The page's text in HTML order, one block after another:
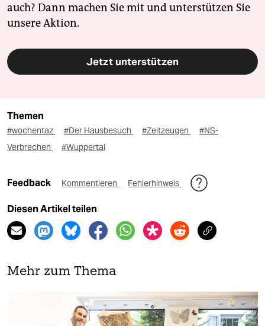
auch? Dann machen Sie mit und unterstützen Sie
unsere Aktion.
Jetzt unterstützen
Themen
#wochentaz #Der Hausbesuch #Zeitzeugen
#NS-
Verbrechen
#Wuppertal
Feedback Kommentieren Fehlerhinweis
Diesen Artikel teilen
Mehr zum Thema